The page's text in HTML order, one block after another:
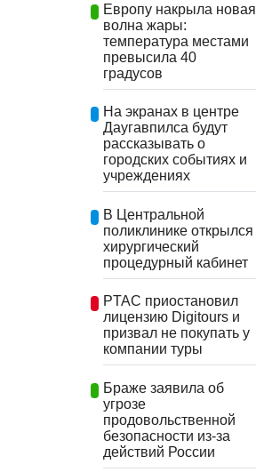
Европу накрыла новая
волна жары:
температура местами
превысила 40
градусов
На экранах в центре
Даугавпилса будут
рассказывать о
городских событиях и
учреждениях
В Центральной
поликлинике открылся
хирургический
процедурный кабинет
PTAC приостановил
лицензию Digitours и
призвал не покупать у
компании туры
Браже заявила об
угрозе
продовольственной
безопасности из-за
действий России